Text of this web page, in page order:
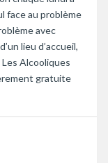
face au problème
avec
lieu d’accueil,
Les Alcooliques
gratuite